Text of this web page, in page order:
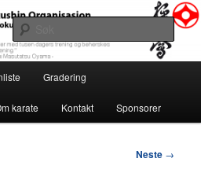
Organisasjon
tusen dagers trening og beherskes først
Sosai Masutatsu Oyama ~
Søk
Gradering
karate Kontakt Sponsorer
Neste →